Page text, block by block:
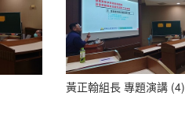
黃正翰組長 專題演講 (4)